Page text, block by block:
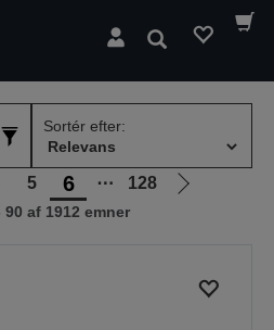
Søg
Sortér efter:
5 6 ⋯ 128
Gå
90 af 1912 emner